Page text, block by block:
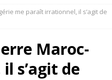
me paraît irrationnel, il s’agit de
Maroc-
s’agit de